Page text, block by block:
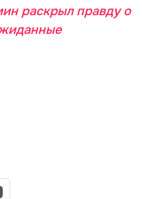
раскрыл правду о